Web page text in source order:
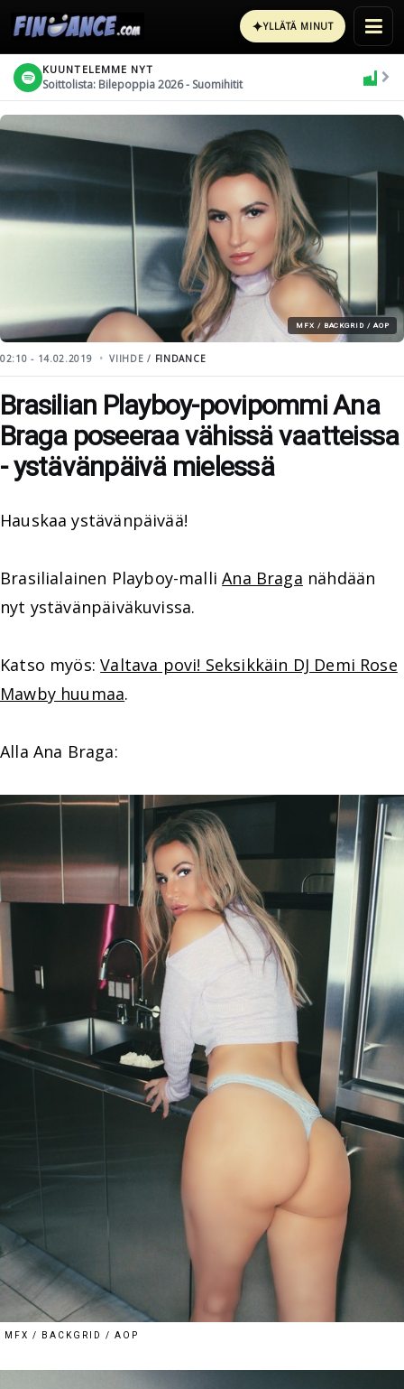
✦YLLÄTÄ MINUT
KUUNTELEMME NYT
Soittolista: Bilepoppia 2026 - Suomihitit
MFX / BACKGRID / AOP
02:10 - 14.02.2019 VIIHDE / FINDANCE
Brasilian Playboy-povipommi Ana
Braga poseeraa vähissä vaatteissa
- ystävänpäivä mielessä
Hauskaa ystävänpäivää!
Brasilialainen Playboy-malliAna Braga nähdään
nyt ystävänpäiväkuvissa.
Katso myös:Valtava povi! Seksikkäin DJ Demi Rose
Mawby huumaa.
Alla Ana Braga:
MFX / BACKGRID / AOP